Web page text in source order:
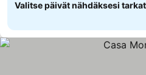
Valitse päivät nähdäksesi